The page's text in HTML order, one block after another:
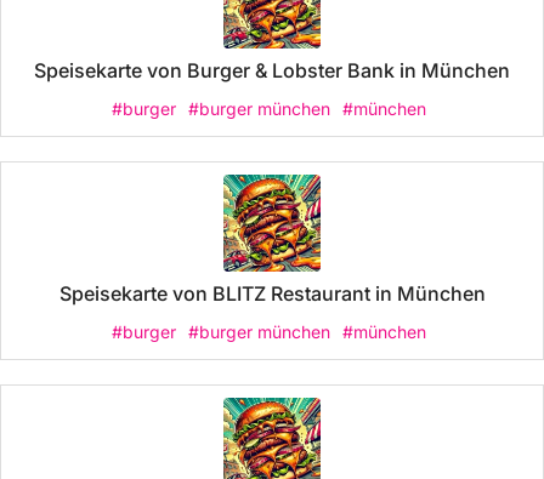
Speisekarte von Burger & Lobster Bank in München
#burger #burger münchen #münchen
Speisekarte von BLITZ Restaurant in München
#burger #burger münchen #münchen